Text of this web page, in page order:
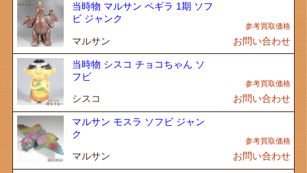
当時物 マルサン ペギラ 1期 ソフ
ビ ジャンク
マルサン お問い合わせ
当時物 シスコ チョコちゃん ソ
フビ
シスコ お問い合わせ
マルサン モスラ ソフビ ジャン
ク
マルサン お問い合わせ